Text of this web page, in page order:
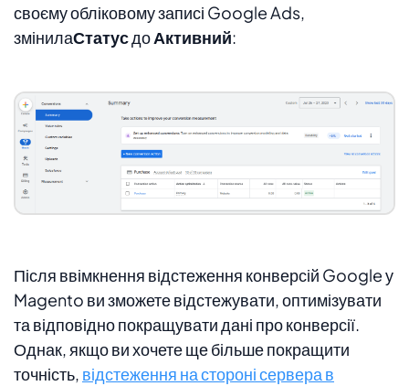
своєму обліковому записі Google Ads,
змінилаСтатусдоАктивний:
Після ввімкнення відстеження конверсій Google у
Magento ви зможете відстежувати, оптимізувати
та відповідно покращувати дані про конверсії.
Однак, якщо ви хочете ще більше покращити
точність, відстеження на стороні сервера в